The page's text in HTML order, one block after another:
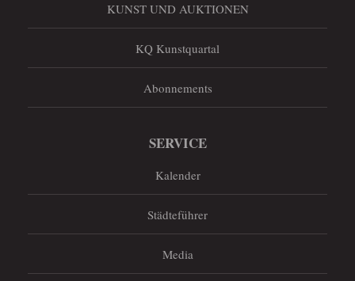
KUNST UND AUKTIONEN
KQ Kunstquartal
Abonnements
SERVICE
Kalender
Städteführer
Media